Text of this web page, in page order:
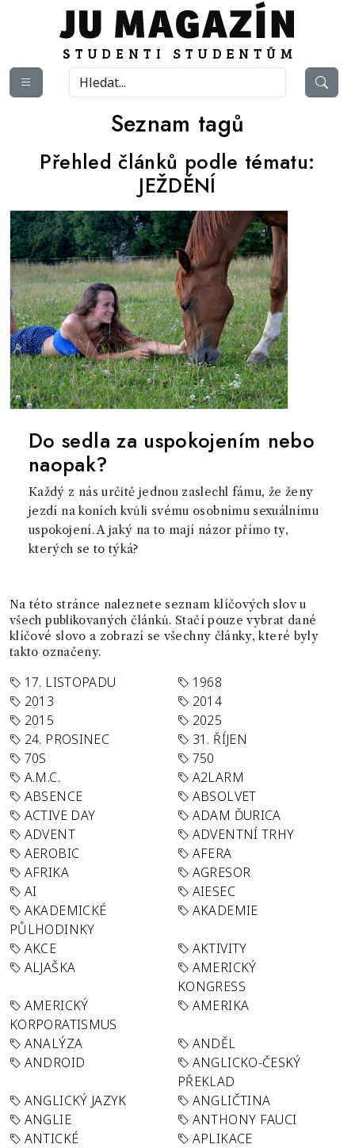
Seznam tagů
Přehled článků podle tématu:
JEŽDĚNÍ
Do sedla za uspokojením nebo
naopak?
Každý z nás určitě jednou zaslechl fámu, že ženy
jezdí na koních kvůli svému osobnímu sexuálnímu
uspokojení. A jaký na to mají názor přímo ty,
kterých se to týká?
Na této stránce naleznete seznam klíčových slov u
všech publikovaných článků. Stačí pouze vybrat dané
klíčové slovo a zobrazí se všechny články, které byly
takto označeny.
17. LISTOPADU
1968
2013
2014
2015
2025
24. PROSINEC
31. ŘÍJEN
70S
750
A.M.C.
A2LARM
ABSENCE
ABSOLVET
ACTIVE DAY
ADAM ĎURICA
ADVENT
ADVENTNÍ TRHY
AEROBIC
AFERA
AFRIKA
AGRESOR
AI
AIESEC
AKADEMICKÉ
PŮLHODINKY
AKADEMIE
AKCE
AKTIVITY
ALJAŠKA
AMERICKÝ
KONGRESS
AMERICKÝ
KORPORATISMUS
AMERIKA
ANALÝZA
ANDĚL
ANDROID
ANGLICKO-ČESKÝ
PŘEKLAD
ANGLICKÝ JAZYK
ANGLIČTINA
ANGLIE
ANTHONY FAUCI
ANTICKÉ
APLIKACE